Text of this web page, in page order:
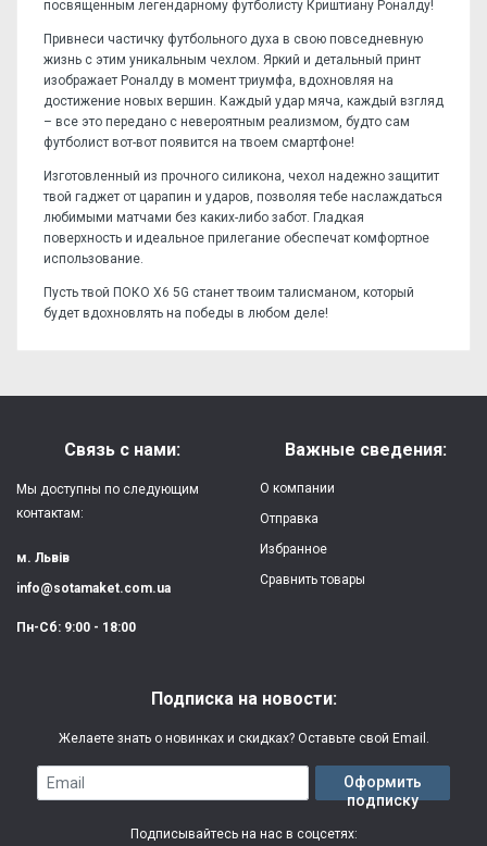
посвященным легендарному футболисту Криштиану Роналду!
Привнеси частичку футбольного духа в свою повседневную
жизнь с этим уникальным чехлом. Яркий и детальный принт
изображает Роналду в момент триумфа, вдохновляя на
достижение новых вершин. Каждый удар мяча, каждый взгляд
– все это передано с невероятным реализмом, будто сам
футболист вот-вот появится на твоем смартфоне!
Изготовленный из прочного силикона, чехол надежно защитит
твой гаджет от царапин и ударов, позволяя тебе наслаждаться
любимыми матчами без каких-либо забот. Гладкая
поверхность и идеальное прилегание обеспечат комфортное
использование.
Пусть твой ПОКО Х6 5G станет твоим талисманом, который
будет вдохновлять на победы в любом деле!
Защита:
от ударов,
Качество:
яркая, четкая
Особенности:
(влагостойкая, гибкая)
Гарантия: 3 месяца
Напишите отзыв или мнение
Связь с нами:
Мы доступны по следующим
контактам:
м. Львів
info@sotamaket.com.ua
Пн-Сб: 9:00 - 18:00
Важные сведения:
О компании
Отправка
Избранное
Сравнить товары
Подписка на новости:
Желаете знать о новинках и скидках? Оставьте свой Email.
Email
Оформить
подписку
Подписывайтесь на нас в соцсетях: